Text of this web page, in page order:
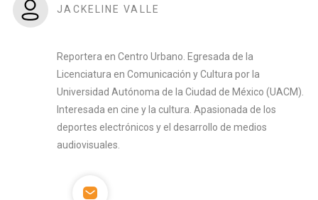
JACKELINE VALLE
Reportera en Centro Urbano. Egresada de la
Licenciatura en Comunicación y Cultura por la
Universidad Autónoma de la Ciudad de México (UACM).
Interesada en cine y la cultura. Apasionada de los
deportes electrónicos y el desarrollo de medios
audiovisuales.